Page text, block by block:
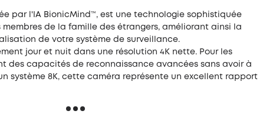
par l'IA BionicMind™, est une technologie sophistiquée
de la famille des étrangers, améliorant ainsi la
de votre système de surveillance.
jour et nuit dans une résolution 4K nette. Pour les
des capacités de reconnaissance avancées sans avoir à
système 8K, cette caméra représente un excellent rapport